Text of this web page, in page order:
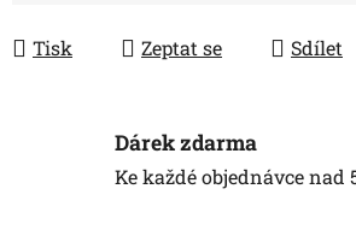
Tisk
Zeptat se Sdílet
Dárek zdarma
Ke každé objednávce nad